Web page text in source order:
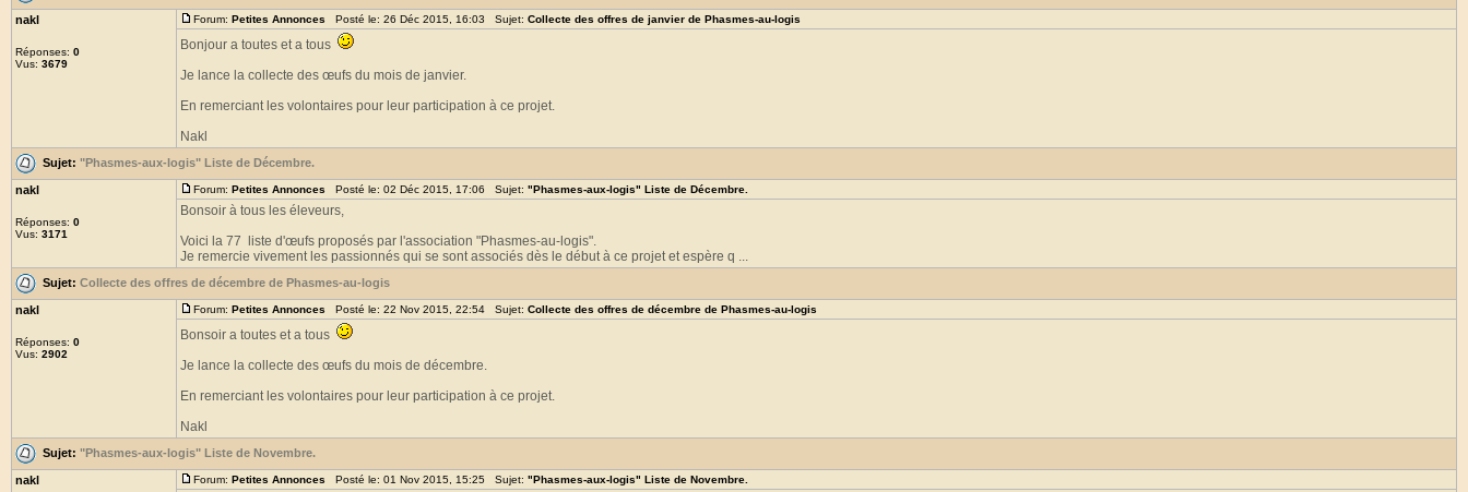
nakl
Réponses: 0
Vus: 3679
Forum: Petites Annonces Posté le: 26 Déc 2015, 16:03 Sujet: Collecte des offres de janvier de Phasmes-au-logis
Bonjour a toutes et a tous
Je lance la collecte des œufs du mois de janvier.
En remerciant les volontaires pour leur participation à ce projet.
Nakl
Sujet: "Phasmes-aux-logis" Liste de Décembre.
nakl
Réponses: 0
Vus: 3171
Forum: Petites Annonces Posté le: 02 Déc 2015, 17:06 Sujet: "Phasmes-aux-logis" Liste de Décembre.
Bonsoir à tous les éleveurs,
Voici la 77 liste d'œufs proposés par l'association "Phasmes-au-logis".
Je remercie vivement les passionnés qui se sont associés dès le début à ce projet et espère q ...
Sujet: Collecte des offres de décembre de Phasmes-au-logis
nakl
Réponses: 0
Vus: 2902
Forum: Petites Annonces Posté le: 22 Nov 2015, 22:54 Sujet: Collecte des offres de décembre de Phasmes-au-logis
Bonsoir a toutes et a tous
Je lance la collecte des œufs du mois de décembre.
En remerciant les volontaires pour leur participation à ce projet.
Nakl
Sujet: "Phasmes-aux-logis" Liste de Novembre.
nakl Forum: Petites Annonces Posté le: 01 Nov 2015, 15:25 Sujet: "Phasmes-aux-logis" Liste de Novembre.